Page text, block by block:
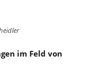
im Feld von